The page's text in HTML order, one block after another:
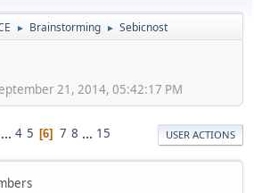
► Brainstorming ► Sebicnost
21, 2014, 05:42:17 PM
... 4 5 6 7 8 ... 15 USER ACTIONS